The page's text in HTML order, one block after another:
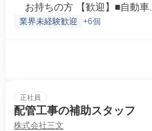
お持ちの方 【歓迎】■自動車...
業界未経験歓迎 +6個
正社員
配管工事の補助スタッフ
株式会社三文